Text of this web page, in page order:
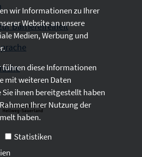
Barrierefreiheit
wir Informationen zu Ihrer
Website an unsere
Medien, Werbung und
führen diese Informationen
mit weiteren Daten
Sie ihnen bereitgestellt haben
Ihrer Nutzung der
haben.
Statistiken